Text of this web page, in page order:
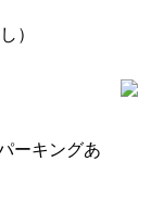
）
ーキングあ